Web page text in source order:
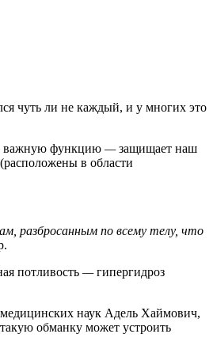
чуть ли не каждый, и у многих это
важную функцию —защищает наш
в области
разбросанным по всему телу, что
потливость —гипергидроз
медицинских наук Адель Хаймович,
обманку может устроить